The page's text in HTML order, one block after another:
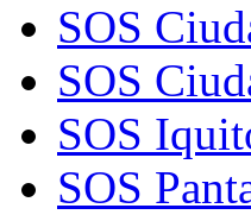
SOS
SOS
SOS
SOS